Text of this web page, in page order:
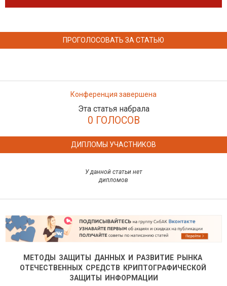
ПРОГОЛОСОВАТЬ ЗА СТАТЬЮ
Конференция завершена
Эта статья набрала
0 ГОЛОСОВ
ДИПЛОМЫ УЧАСТНИКОВ
У данной статьи нет
дипломов
МЕТОДЫ ЗАЩИТЫ ДАННЫХ И РАЗВИТИЕ РЫНКА
ОТЕЧЕСТВЕННЫХ СРЕДСТВ КРИПТОГРАФИЧЕСКОЙ
ЗАЩИТЫ ИНФОРМАЦИИ